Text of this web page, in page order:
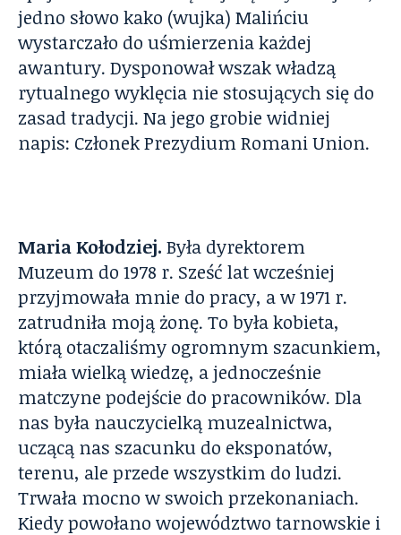
jedno słowo kako (wujka) Malińciu
wystarczało do uśmierzenia każdej
awantury. Dysponował wszak władzą
rytualnego wyklęcia nie stosujących się do
zasad tradycji. Na jego grobie widniej
napis: Członek Prezydium Romani Union.
Maria Kołodziej. Była dyrektorem
Muzeum do 1978 r. Sześć lat wcześniej
przyjmowała mnie do pracy, a w 1971 r.
zatrudniła moją żonę. To była kobieta,
którą otaczaliśmy ogromnym szacunkiem,
miała wielką wiedzę, a jednocześnie
matczyne podejście do pracowników. Dla
nas była nauczycielką muzealnictwa,
uczącą nas szacunku do eksponatów,
terenu, ale przede wszystkim do ludzi.
Trwała mocno w swoich przekonaniach.
Kiedy powołano województwo tarnowskie i